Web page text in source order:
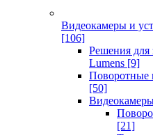
Видеокамеры и
[106]
Решения для
Lumens [9]
Поворотные
[50]
[21]